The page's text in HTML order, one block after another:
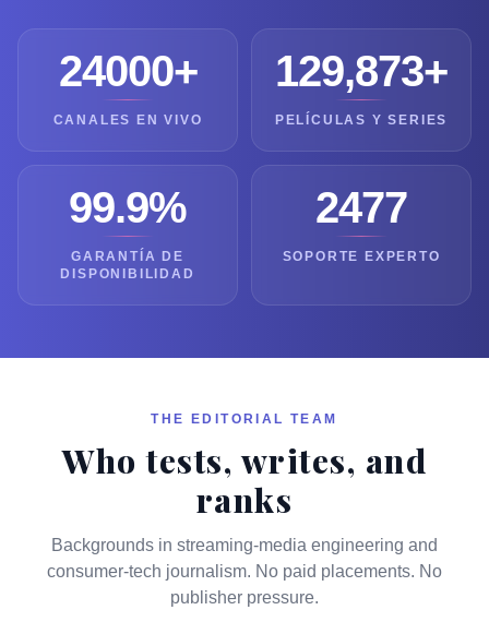
24000+
CANALES EN VIVO
129,873+
PELÍCULAS Y SERIES
99.9%
GARANTÍA DE
DISPONIBILIDAD
2477
SOPORTE EXPERTO
THE EDITORIAL TEAM
Who tests, writes, and
ranks
Backgrounds in streaming-media engineering and
consumer-tech journalism. No paid placements. No
publisher pressure.